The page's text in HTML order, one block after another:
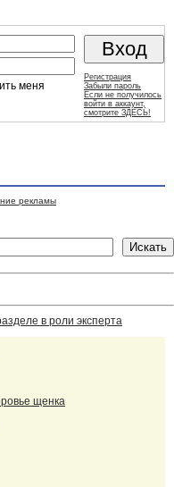
меня
Регистрация
Забыли пароль
Если не получилось
войти в аккаунт,
смотрите ЗДЕСЬ!
рекламы
в роли эксперта
щенка